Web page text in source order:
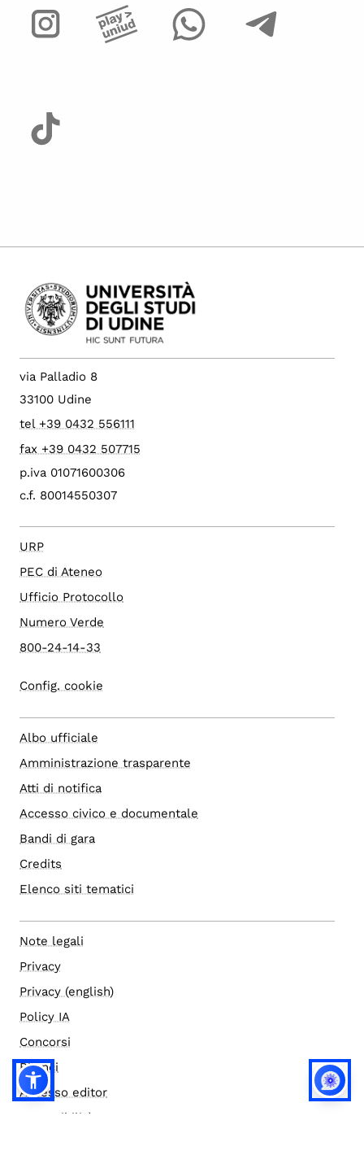
via Palladio 8
33100 Udine
tel +39 0432 556111
fax +39 0432 507715
p.iva 01071600306
c.f. 80014550307
URP
PEC di Ateneo
Ufficio Protocollo
Numero Verde
800-24-14-33
Config. cookie
Albo ufficiale
Amministrazione trasparente
Atti di notifica
Accesso civico e documentale
Bandi di gara
Credits
Elenco siti tematici
Note legali
Privacy
Privacy (english)
Policy IA
Concorsi
Bilanci
Accesso editor
Accessibilità